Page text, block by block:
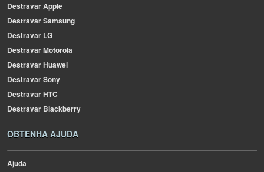
Destravar Apple
Destravar Samsung
Destravar LG
Destravar Motorola
Destravar Huawei
Destravar Sony
Destravar HTC
Destravar Blackberry
OBTENHA AJUDA
Ajuda